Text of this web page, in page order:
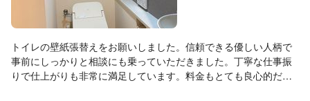
トイレの壁紙張替えをお願いしました。信頼できる優しい人柄で
事前にしっかりと相談にも乗っていただきました。丁寧な仕事振
りで仕上がりも非常に満足しています。料金もとても良心的だと